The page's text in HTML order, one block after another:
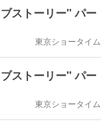
ストーリー" パー
東京ショータイム
ストーリー" パー
東京ショータイム